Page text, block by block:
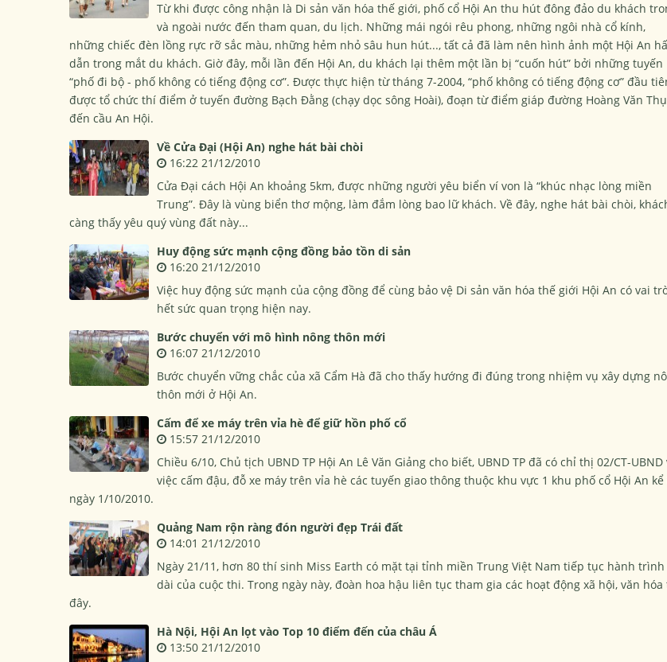
Từ khi được công nhận là Di sản văn hóa thế giới, phố cổ Hội An thu hút đông đảo du khách
và ngoài nước đến tham quan, du lịch. Những mái ngói rêu phong, những ngôi nhà cổ kính,
những chiếc đèn lồng rực rỡ sắc màu, những hẻm nhỏ sâu hun hút..., tất cả đã làm nên hình ảnh một Hội An
dẫn trong mắt du khách. Giờ đây, mỗi lần đến Hội An, du khách lại thêm một lần bị “cuốn hút” bởi những tuyến
“phố đi bộ - phố không có tiếng động cơ”. Được thực hiện từ tháng 7-2004, “phố không có tiếng động cơ” đầu
được tổ chức thí điểm ở tuyến đường Bạch Đằng (chạy dọc sông Hoài), đoạn từ điểm giáp đường Hoàng Văn Thụ
đến cầu An Hội.
Về Cửa Đại (Hội An) nghe hát bài chòi
16:22 21/12/2010
Cửa Đại cách Hội An khoảng 5km, được những người yêu biển ví von là “khúc nhạc lòng miền
Trung”. Đây là vùng biển thơ mộng, làm đắm lòng bao lữ khách. Về đây, nghe hát bài chòi,
càng thấy yêu quý vùng đất này...
Huy động sức mạnh cộng đồng bảo tồn di sản
16:20 21/12/2010
Việc huy động sức mạnh của cộng đồng để cùng bảo vệ Di sản văn hóa thế giới Hội An có vai
hết sức quan trọng hiện nay.
Bước chuyển với mô hình nông thôn mới
16:07 21/12/2010
Bước chuyển vững chắc của xã Cẩm Hà đã cho thấy hướng đi đúng trong nhiệm vụ xây dựng
thôn mới ở Hội An.
Cấm để xe máy trên vỉa hè để giữ hồn phố cổ
15:57 21/12/2010
Chiều 6/10, Chủ tịch UBND TP Hội An Lê Văn Giảng cho biết, UBND TP đã có chỉ thị 02/CT-UBND
việc cấm đậu, đỗ xe máy trên vỉa hè các tuyến giao thông thuộc khu vực 1 khu phố cổ Hội An
ngày 1/10/2010.
Quảng Nam rộn ràng đón người đẹp Trái đất
14:01 21/12/2010
Ngày 21/11, hơn 80 thí sinh Miss Earth có mặt tại tỉnh miền Trung Việt Nam tiếp tục hành trình
dài của cuộc thi. Trong ngày này, đoàn hoa hậu liên tục tham gia các hoạt động xã hội, văn hóa
đây.
Hà Nội, Hội An lọt vào Top 10 điểm đến của châu Á
13:50 21/12/2010